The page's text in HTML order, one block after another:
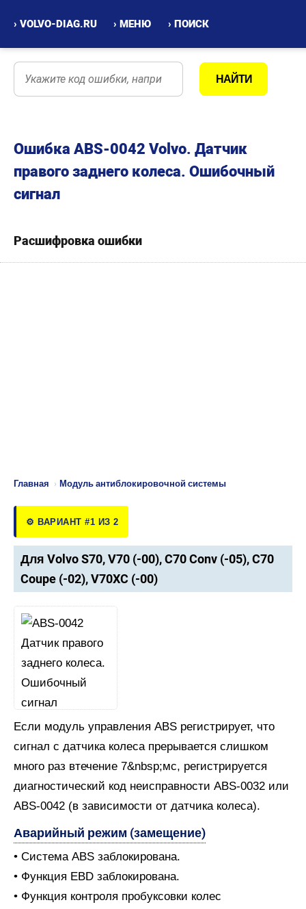
› VOLVO-DIAG.RU › МЕНЮ › ПОИСК
Ошибка ABS-0042 Volvo. Датчик
правого заднего колеса. Ошибочный
сигнал
Расшифровка ошибки
Главная › Модуль антиблокировочной системы
⚙️ ВАРИАНТ #1 ИЗ 2
Для Volvo S70, V70 (-00), C70 Conv (-05), C70
Coupe (-02), V70XC (-00)
Если модуль управления ABS регистрирует, что
сигнал с датчика колеса прерывается слишком
много раз втечение 7&nbsp;мс, регистрируется
диагностический код неисправности ABS-0032 или
ABS-0042 (в зависимости от датчика колеса).
Аварийный режим (замещение)
• Система ABS заблокирована.
• Функция EBD заблокирована.
• Функция контроля пробуксовки колес